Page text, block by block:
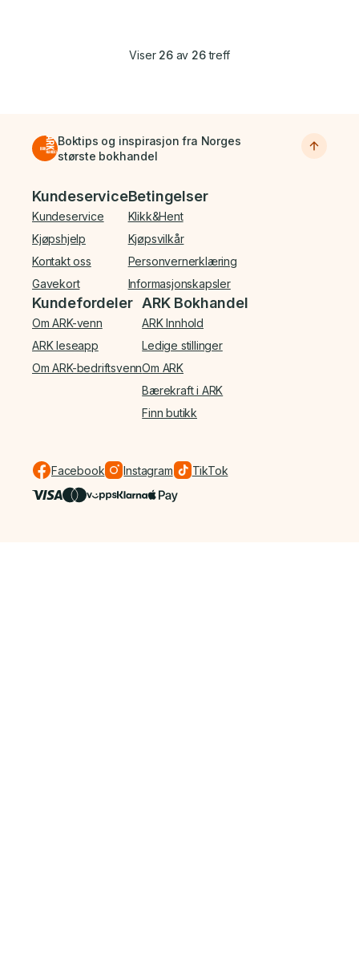
Viser 26av 26treff
Boktips og inspirasjon fra Norges
største bokhandel
Bunnmeny
Kundeservice
Kundeservice
Kjøpshjelp
Kontakt oss
Gavekort
Betingelser
Klikk&Hent
Kjøpsvilkår
Personvernerklæring
Informasjonskapsler
Kundefordeler
Om ARK-venn
ARK leseapp
Om ARK-bedriftsvenn
ARK Bokhandel
ARK Innhold
Ledige stillinger
Om ARK
Bærekraft i ARK
Finn butikk
Facebook Instagram TikTok